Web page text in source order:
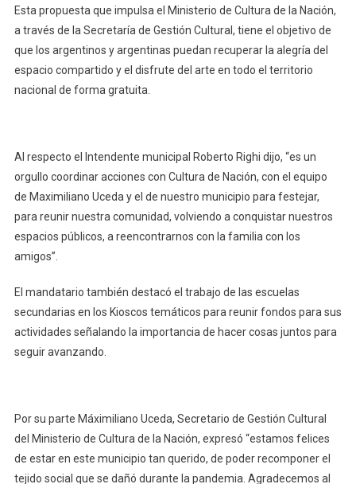
Esta propuesta que impulsa el Ministerio de Cultura de la Nación,
a través de la Secretaría de Gestión Cultural, tiene el objetivo de
que los argentinos y argentinas puedan recuperar la alegría del
espacio compartido y el disfrute del arte en todo el territorio
nacional de forma gratuita.
Al respecto el Intendente municipal Roberto Righi dijo, “es un
orgullo coordinar acciones con Cultura de Nación, con el equipo
de Maximiliano Uceda y el de nuestro municipio para festejar,
para reunir nuestra comunidad, volviendo a conquistar nuestros
espacios públicos, a reencontrarnos con la familia con los
amigos”.
El mandatario también destacó el trabajo de las escuelas
secundarias en los Kioscos temáticos para reunir fondos para sus
actividades señalando la importancia de hacer cosas juntos para
seguir avanzando.
Por su parte Máximiliano Uceda, Secretario de Gestión Cultural
del Ministerio de Cultura de la Nación, expresó “estamos felices
de estar en este municipio tan querido, de poder recomponer el
tejido social que se dañó durante la pandemia. Agradecemos al